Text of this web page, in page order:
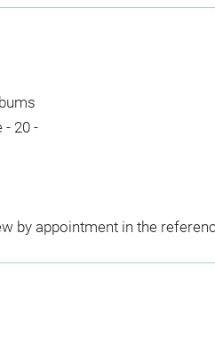
- 20 -
by appointment in the